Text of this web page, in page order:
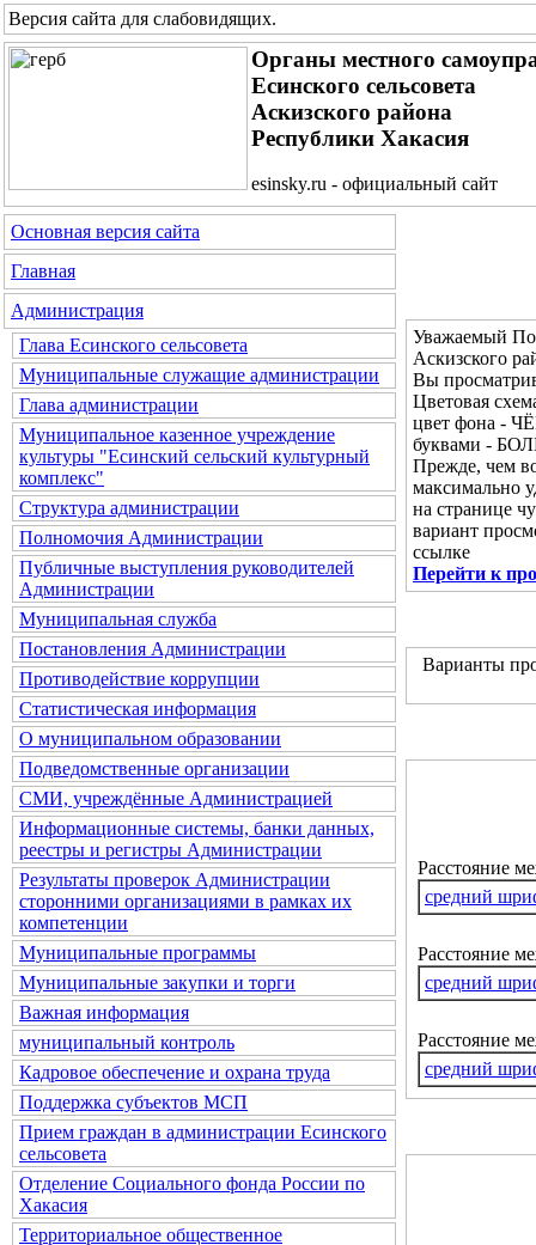
Версия сайта для слабовидящих.
Органы местного
Есинского сельсовета
Аскизского района
Республики Хакасия
esinsky.ru - официальный сайт
Основная версия сайта
Главная
Администрация
Глава Есинского сельсовета
Муниципальные служащие администрации
Глава администрации
Муниципальное казенное учреждение
культуры "Есинский сельский культурный
комплекс"
Структура администрации
Полномочия Администрации
Публичные выступления руководителей
Администрации
Муниципальная служба
Постановления Администрации
Противодействие коррупции
Статистическая информация
О муниципальном образовании
Подведомственные организации
СМИ, учреждённые Администрацией
Информационные системы, банки данных,
реестры и регистры Администрации
Результаты проверок Администрации
сторонними организациями в рамках их
компетенции
Муниципальные программы
Муниципальные закупки и торги
Важная информация
муниципальный контроль
Кадровое обеспечение и охрана труда
Поддержка субъектов МСП
Прием граждан в администрации Есинского
сельсовета
Отделение Социального фонда России по
Хакасия
Территориальное общественное
Уважаемый
Аскизского
Вы
Цветовая
цвет фона -
буквами -
Прежде, чем
максимально
на странице
вариант
ссылке
Перейти к
Варианты
Расстояние
средний
Расстояние
средний
Расстояние
средний